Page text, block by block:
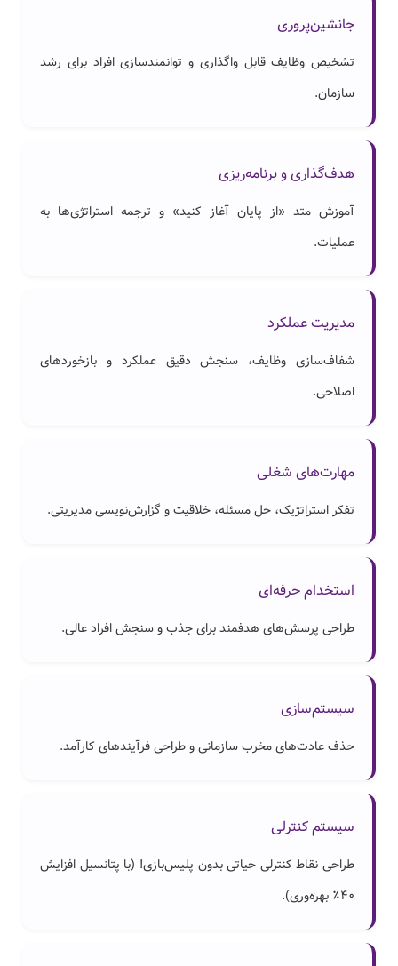
جانشین‌پروری
تشخیص وظایف قابل واگذاری و توانمندسازی افراد برای رشد
سازمان.
هدف‌گذاری و برنامه‌ریزی
آموزش متد «از پایان آغاز کنید» و ترجمه استراتژی‌ها به
عملیات.
مدیریت عملکرد
شفاف‌سازی وظایف، سنجش دقیق عملکرد و بازخوردهای
اصلاحی.
مهارت‌های شغلی
تفکر استراتژیک، حل مسئله، خلاقیت و گزارش‌نویسی مدیریتی.
استخدام حرفه‌ای
طراحی پرسش‌های هدفمند برای جذب و سنجش افراد عالی.
سیستم‌سازی
حذف عادت‌های مخرب سازمانی و طراحی فرآیندهای کارآمد.
سیستم کنترلی
طراحی نقاط کنترلی حیاتی بدون پلیس‌بازی! (با پتانسیل افزایش
۴۰٪ بهره‌وری).